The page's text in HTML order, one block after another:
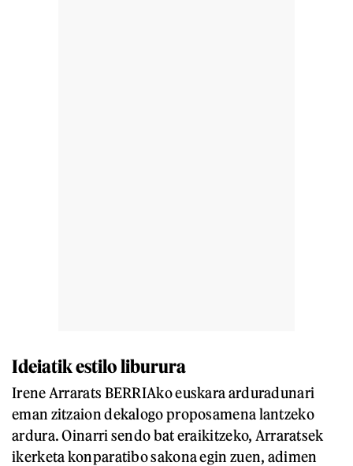
Ideiatik estilo liburura
Irene Arrarats BERRIAko euskara arduradunari
eman zitzaion dekalogo proposamena lantzeko
ardura. Oinarri sendo bat eraikitzeko, Arraratsek
ikerketa konparatibo sakona egin zuen, adimen